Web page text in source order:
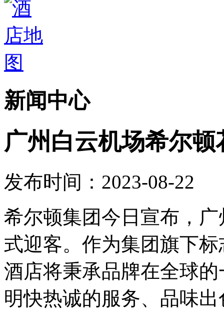
新闻中心
广州白云机场希尔
发布时间：2023-08-22
希尔顿集团今日宣布，
式迎客。作为集团旗下
酒店将秉承品牌在全球
明快热诚的服务、品味